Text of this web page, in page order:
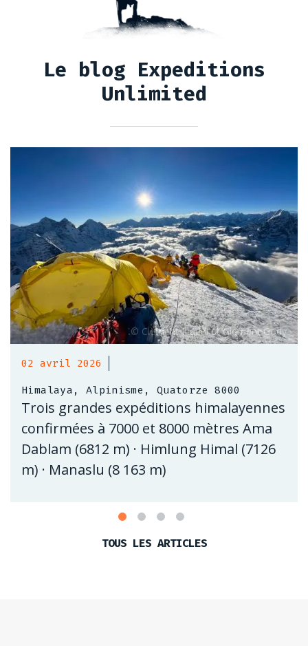
Le blog Expeditions
Unlimited
02 avril 2026
Himalaya, Alpinisme, Quatorze 8000
Trois grandes expéditions himalayennes
confirmées à 7000 et 8000 mètres Ama
Dablam (6812 m) · Himlung Himal (7126
m) · Manaslu (8 163 m)
TOUS LES ARTICLES